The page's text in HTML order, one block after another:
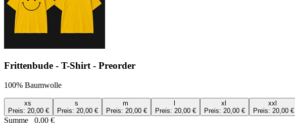
Frittenbude - T-Shirt - Preorder
100% Baumwolle
xs
Preis: 20,00 €
s
Preis: 20,00 €
m
Preis: 20,00 €
l
Preis: 20,00 €
xl
Preis: 20,00 €
xxl
Preis: 20,00 €
Summe 0,00 €